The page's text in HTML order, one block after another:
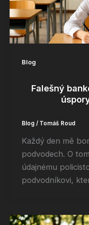
Blog
Falešný
Blog / Tomáš Roud
Každý den mě
podvodech. O
údajnému
podvodníkovi,